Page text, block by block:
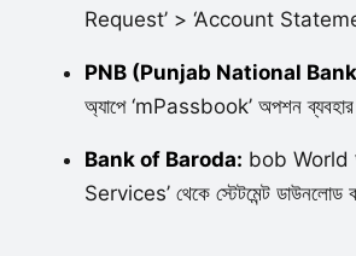
Request’ > ‘Account
PNB (Punjab National
অ্যাপে ‘mPassbook’ অপশন
Bank of Baroda: bob World
Services’ থেকে স্টেটমেন্ট ডাউনলোড